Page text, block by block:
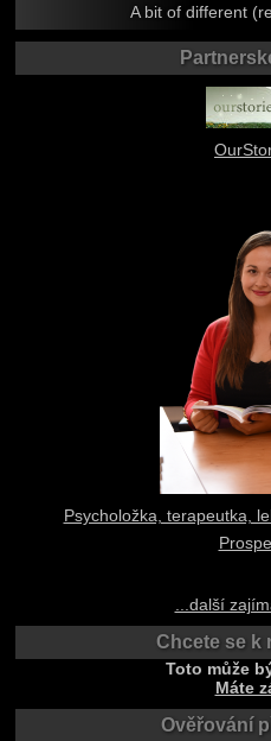
A bit of different
Psycholožka, terapeutka,
...další
Chcete se k
Toto může
Máte
Ověřování